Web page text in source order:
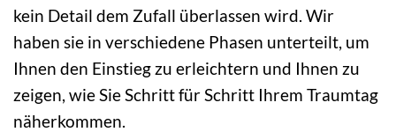
kein Detail dem Zufall überlassen wird. Wir
haben sie in verschiedene Phasen unterteilt, um
Ihnen den Einstieg zu erleichtern und Ihnen zu
zeigen, wie Sie Schritt für Schritt Ihrem Traumtag
näherkommen.